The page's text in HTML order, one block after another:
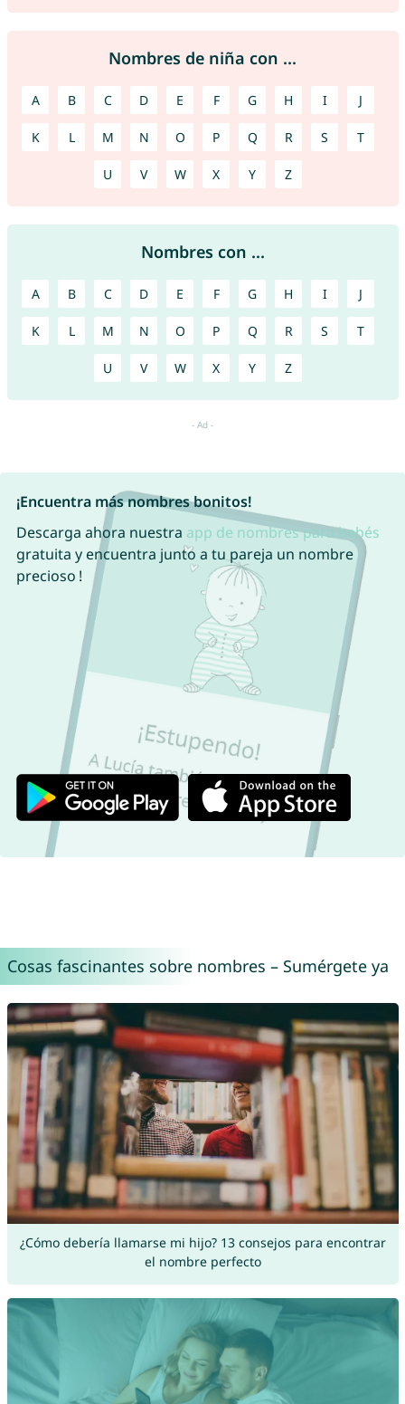
Nombres de niña con ...
A B C D E F G H I J
K L M N O P Q R S T
U V W X Y Z
Nombres con ...
A B C D E F G H I J
K L M N O P Q R S T
U V W X Y Z
¡Encuentra más nombres bonitos!
Descarga ahora nuestra app de nombres para bebés
gratuita y encuentra junto a tu pareja un nombre
precioso !
Cosas fascinantes sobre nombres – Sumérgete ya
¿Cómo debería llamarse mi hijo? 13 consejos para encontrar
el nombre perfecto